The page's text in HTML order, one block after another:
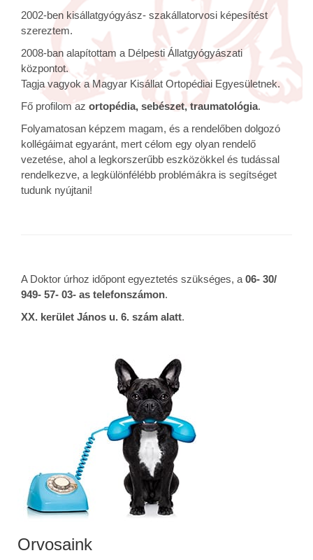
2002-ben kisállatgyógyász- szakállatorvosi képesítést
szereztem.
2008-ban alapítottam a Délpesti Állatgyógyászati
központot.
Tagja vagyok a Magyar Kisállat Ortopédiai Egyesületnek.
Fő profilom az ortopédia, sebészet, traumatológia.
Folyamatosan képzem magam, és a rendelőben dolgozó
kollégáimat egyaránt, mert célom egy olyan rendelő
vezetése, ahol a legkorszerűbb eszközökkel és tudással
rendelkezve, a legkülönfélébb problémákra is segítséget
tudunk nyújtani!
A Doktor úrhoz időpont egyeztetés szükséges, a 06- 30/
949- 57- 03- as telefonszámon.
XX. kerület János u. 6. szám alatt.
Orvosaink